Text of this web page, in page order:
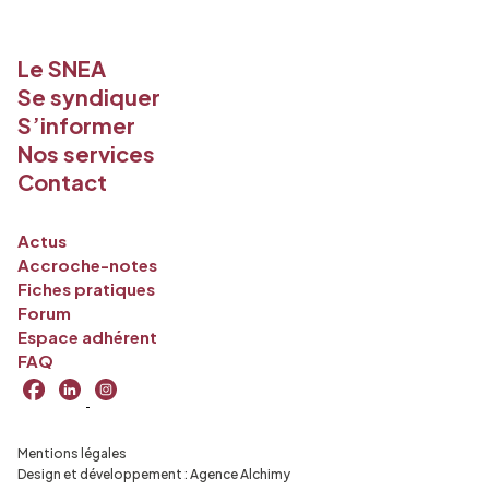
Le SNEA
Se syndiquer
S’informer
Nos services
Contact
Actus
Accroche-notes
Fiches pratiques
Forum
Espace adhérent
FAQ
Design et développement : Agence Alchimy
Mentions légales